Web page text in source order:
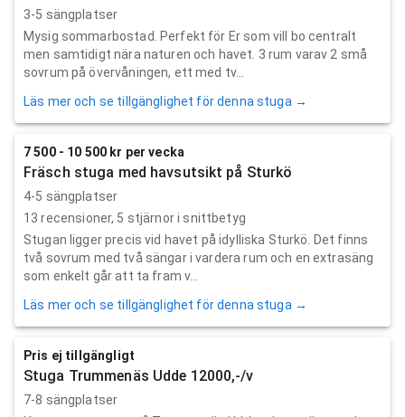
3-5 sängplatser
Mysig sommarbostad. Perfekt för Er som vill bo centralt
men samtidigt nära naturen och havet. 3 rum varav 2 små
sovrum på övervåningen, ett med tv...
Läs mer och se tillgänglighet för denna stuga →
7 500 - 10 500 kr per vecka
Fräsch stuga med havsutsikt på Sturkö
4-5 sängplatser
13 recensioner, 5 stjärnor i snittbetyg
Stugan ligger precis vid havet på idylliska Sturkö. Det finns
två sovrum med två sängar i vardera rum och en extrasäng
som enkelt går att ta fram v...
Läs mer och se tillgänglighet för denna stuga →
Pris ej tillgängligt
Stuga Trummenäs Udde 12000,-/v
7-8 sängplatser